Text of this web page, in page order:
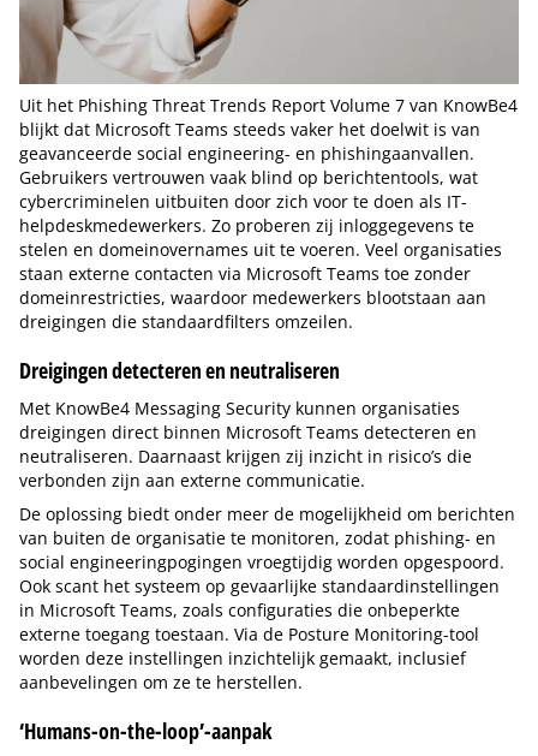
Uit het Phishing Threat Trends Report Volume 7 van KnowBe4
blijkt dat Microsoft Teams steeds vaker het doelwit is van
geavanceerde social engineering- en phishingaanvallen.
Gebruikers vertrouwen vaak blind op berichtentools, wat
cybercriminelen uitbuiten door zich voor te doen als IT-
helpdeskmedewerkers. Zo proberen zij inloggegevens te
stelen en domeinovernames uit te voeren. Veel organisaties
staan externe contacten via Microsoft Teams toe zonder
domeinrestricties, waardoor medewerkers blootstaan aan
dreigingen die standaardfilters omzeilen.
Dreigingen detecteren en neutraliseren
Met KnowBe4 Messaging Security kunnen organisaties
dreigingen direct binnen Microsoft Teams detecteren en
neutraliseren. Daarnaast krijgen zij inzicht in risico’s die
verbonden zijn aan externe communicatie.
De oplossing biedt onder meer de mogelijkheid om berichten
van buiten de organisatie te monitoren, zodat phishing- en
social engineeringpogingen vroegtijdig worden opgespoord.
Ook scant het systeem op gevaarlijke standaardinstellingen
in Microsoft Teams, zoals configuraties die onbeperkte
externe toegang toestaan. Via de Posture Monitoring-tool
worden deze instellingen inzichtelijk gemaakt, inclusief
aanbevelingen om ze te herstellen.
‘Humans-on-the-loop’-aanpak